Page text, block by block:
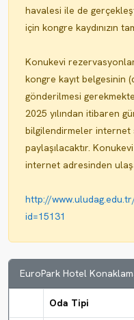
havalesi ile de
için kongre kaydınızın
Konukevi
kongre kayıt belgesinin
gönderilmesi
2025 yılından itibaren
bilgilendirmeler internet
paylaşılacaktır.
internet adresinden
http://
id=15131
EuroPark Hotel
Oda Tipi